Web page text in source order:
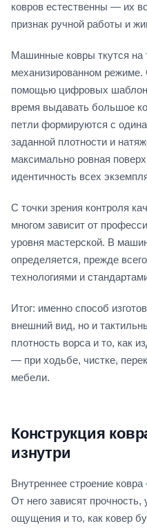
ковров естественны — их
признак ручной работы и
Машинные ковры ткутся на
механизированном режиме.
помощью цифровых
время выдавать большое
петли формируются с
заданной плотности и
максимально ровная
идентичность всех
С точки зрения контроля
многом зависит от
уровня мастерской. В
определяется, прежде
технологиями и
Итог: именно способ
внешний вид, но и
плотность ворса и то, как
— при ходьбе, чистке,
мебели.
Конструкция
изнутри
Внутреннее строение
От него зависят прочность,
ощущения и то, как ковер